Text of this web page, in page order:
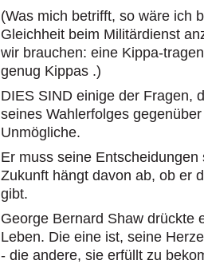
(Was mich betrifft, so wäre ich
Gleichheit beim Militärdienst
wir brauchen: eine Kippa-
genug Kippas .)
DIES SIND einige der Fragen,
seines Wahlerfolges
Unmögliche.
Er muss seine
Zukunft hängt davon ab, ob er
gibt.
George Bernard Shaw drückte
Leben. Die eine ist, seine
- die andere, sie erfüllt zu